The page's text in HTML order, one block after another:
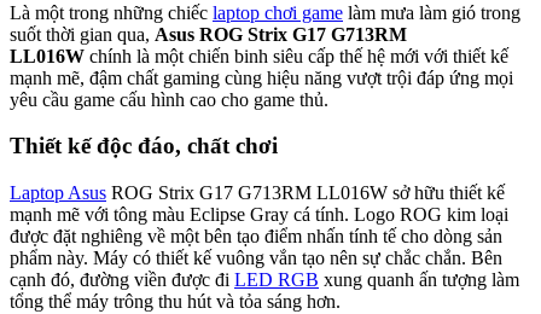
Là một trong những chiếc laptop chơi game làm mưa làm gió trong
suốt thời gian qua, Asus ROG Strix G17 G713RM
LL016W chính là một chiến binh siêu cấp thế hệ mới với thiết kế
mạnh mẽ, đậm chất gaming cùng hiệu năng vượt trội đáp ứng mọi
yêu cầu game cấu hình cao cho game thủ.
Thiết kế độc đáo, chất chơi
Laptop Asus ROG Strix G17 G713RM LL016W sở hữu thiết kế
mạnh mẽ với tông màu Eclipse Gray cá tính. Logo ROG kim loại
được đặt nghiêng về một bên tạo điểm nhấn tính tế cho dòng sản
phẩm này. Máy có thiết kế vuông vắn tạo nên sự chắc chắn. Bên
cạnh đó, đường viền được đi LED RGB xung quanh ấn tượng làm
tổng thể máy trông thu hút và tỏa sáng hơn.